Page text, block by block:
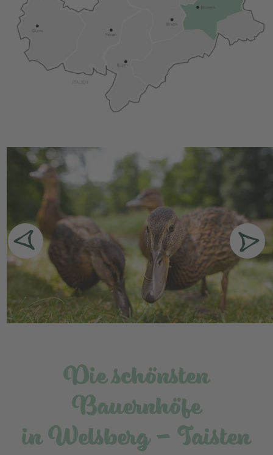
einem spannenden Lehrpfad begeistert.
Die schönsten
Bauernhöfe
in Welsberg - Taisten